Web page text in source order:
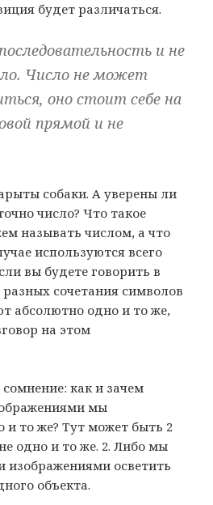
будет различаться.
и не
Число не может
оно стоит себе на
прямой и не
собаки. А уверены ли
число? Что такое
называть числом, а что
используются всего
вы будете говорить в
сочетания символов
абсолютно одно и то же,
на этом
как и зачем
мы
и то же? Тут может быть 2
одно и то же. 2. Либо мы
изображениями осветить
объекта.